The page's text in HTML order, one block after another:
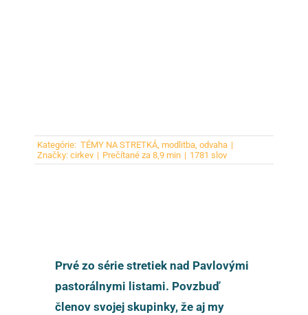
Kategórie: TÉMY NA STRETKÁ,modlitba,odvaha |
Značky:cirkev | Prečítané za 8,9 min | 1781 slov
Prvé zo série stretiek nad Pavlovými
pastorálnymi listami. Povzbuď
členov svojej skupinky, že aj my